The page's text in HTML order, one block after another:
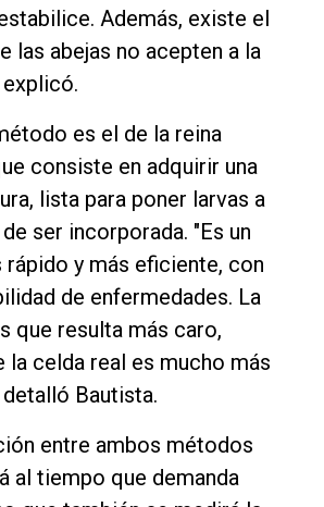
Además, existe el
las abejas no acepten a la
explicó.
es el de la reina
consiste en adquirir una
lista para poner larvas a
ser incorporada. "Es un
rápido y más eficiente, con
de enfermedades. La
que resulta más caro,
la celda real es mucho más
Bautista.
entre ambos métodos
al tiempo que demanda